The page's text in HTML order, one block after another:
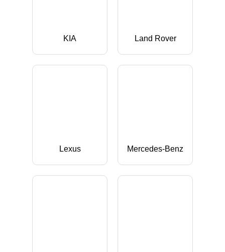
KIA Land Rover
Lexus Mercedes-Benz